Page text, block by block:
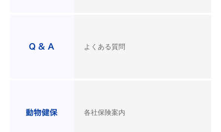
よくある質問
各社保険案内